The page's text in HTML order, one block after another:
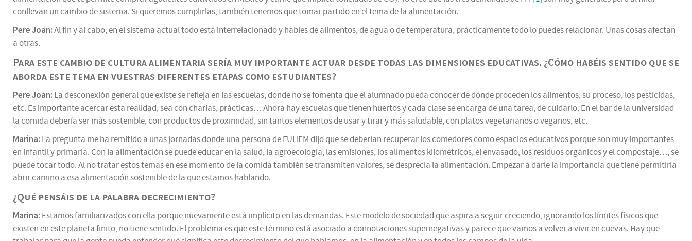
conllevan un cambio de sistema. Si queremos cumplirlas, también tenemos que tomar partido en el tema de la alimentación.
Pere Joan:Al fin y al cabo, en el sistema actual todo está interrelacionado y hables de alimentos, de agua o de temperatura, prácticamente todo lo puedes relacionar. Unas cosas afectan
a otras.
Para este cambio de cultura alimentaria sería muy importante actuar desde todas las dimensiones educativas. ¿Cómo habéis sentido que se
aborda este tema en vuestras diferentes etapas como estudiantes?
Pere Joan: La desconexión general que existe se refleja en las escuelas, donde no se fomenta que el alumnado pueda conocer de dónde proceden los alimentos, su proceso, los pesticidas,
etc. Es importante acercar esta realidad, sea con charlas, prácticas… Ahora hay escuelas que tienen huertos y cada clase se encarga de una tarea, de cuidarlo. En el bar de la universidad
la comida debería ser más sostenible, con productos de proximidad, sin tantos elementos de usar y tirar y más saludable, con platos vegetarianos o veganos, etc.
Marina: La pregunta me ha remitido a unas jornadas donde una persona de FUHEM dijo que se deberían recuperar los comedores como espacios educativos porque son muy importantes
en infantil y primaria. Con la alimentación se puede educar en la salud, la agroecología, las emisiones, los alimentos kilométricos, el envasado, los residuos orgánicos y el compostaje…, se
puede tocar todo. Al no tratar estos temas en ese momento de la comida también se transmiten valores, se desprecia la alimentación. Empezar a darle la importancia que tiene permitiría
abrir camino a esa alimentación sostenible de la que estamos hablando.
¿Qué pensáis de la palabra decrecimiento?
Marina: Estamos familiarizados con ella porque nuevamente está implícito en las demandas. Este modelo de sociedad que aspira a seguir creciendo, ignorando los límites físicos que
existen en este planeta finito, no tiene sentido. El problema es que este término está asociado a connotaciones supernegativas y parece que vamos a volver a vivir en cuevas. Hay que